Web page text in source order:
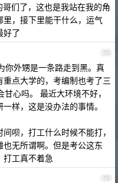
们了，这也是我站在我的角
，接下里能干什么，运气
好了
72
你外甥是一条路走到黑。真
点大学的，考编制也考了三
心吗。 最近大环境不好，
样，这是没办法的事情。
呗，打工什么时候不能打，
无所谓啊。但是考公这东
打工真不着急
73